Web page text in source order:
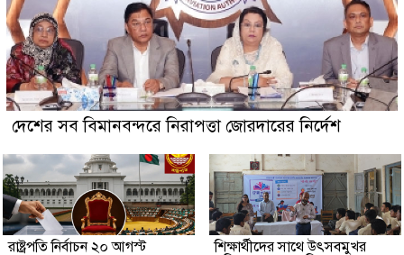
দেশের সব বিমানবন্দরে নিরাপত্তা জোরদারের নির্দেশ
রাষ্ট্রপতি নির্বাচন ২০ আগস্ট
শিক্ষার্থীদের সাথে উৎসবমুখর